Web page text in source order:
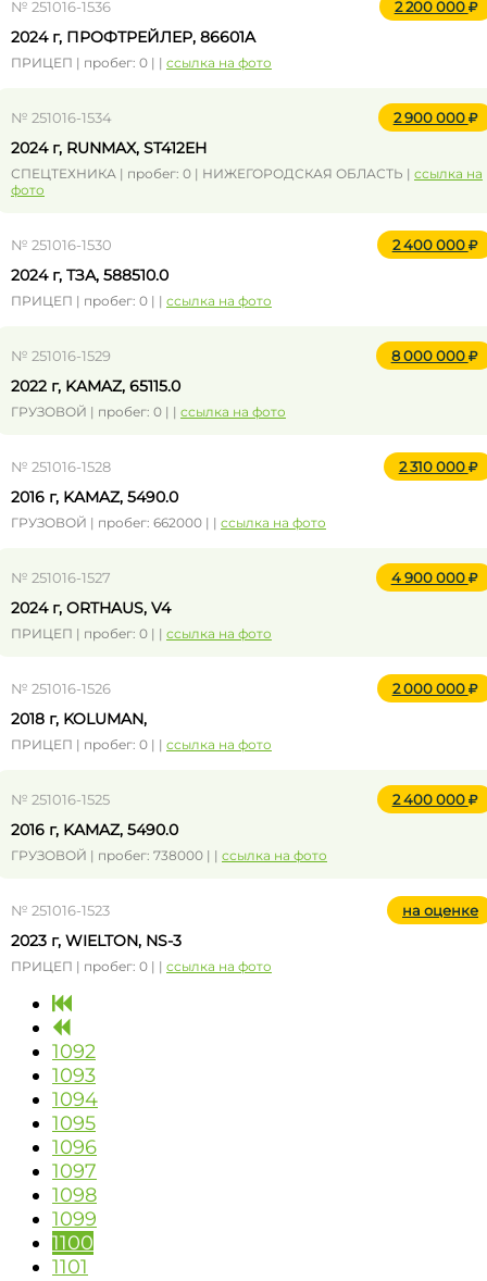
№ 251016-1536 2 200 000
2024 г, ПРОФТРЕЙЛЕР, 86601A
ПРИЦЕП | пробег: 0 | | ссылка на фото
№ 251016-1534 2 900 000
2024 г, RUNMAX, ST412EH
СПЕЦТЕХНИКА | пробег: 0 | НИЖЕГОРОДСКАЯ ОБЛАСТЬ | ссылка на
фото
№ 251016-1530 2 400 000
2024 г, ТЗА, 588510.0
ПРИЦЕП | пробег: 0 | | ссылка на фото
№ 251016-1529 8 000 000
2022 г, KAMAZ, 65115.0
ГРУЗОВОЙ | пробег: 0 | | ссылка на фото
№ 251016-1528 2 310 000
2016 г, KAMAZ, 5490.0
ГРУЗОВОЙ | пробег: 662000 | | ссылка на фото
№ 251016-1527 4 900 000
2024 г, ORTHAUS, V4
ПРИЦЕП | пробег: 0 | | ссылка на фото
№ 251016-1526 2 000 000
2018 г, KOLUMAN,
ПРИЦЕП | пробег: 0 | | ссылка на фото
№ 251016-1525 2 400 000
2016 г, KAMAZ, 5490.0
ГРУЗОВОЙ | пробег: 738000 | | ссылка на фото
№ 251016-1523 на оценке
2023 г, WIELTON, NS-3
ПРИЦЕП | пробег: 0 | | ссылка на фото
1092
1093
1094
1095
1096
1097
1098
1099
1100
1101